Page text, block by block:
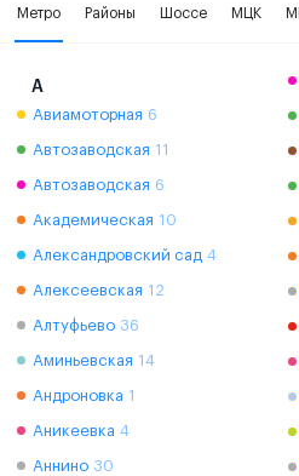
Метро Районы Шоссе МЦК
А
Авиамоторная 6
Автозаводская 11
Автозаводская 6
Академическая 10
Александровский сад 4
Алексеевская 12
Алтуфьево 36
Аминьевская 14
Андроновка 1
Аникеевка 4
Аннино 30